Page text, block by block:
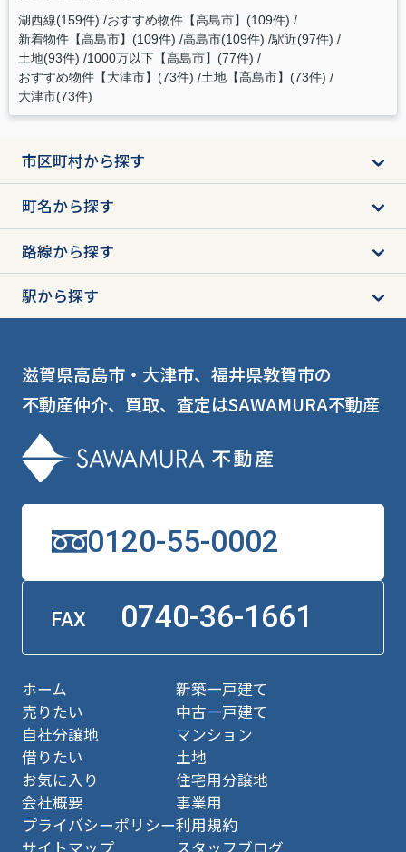
湖西線(159件) おすすめ物件【高島市】(109件)
新着物件【高島市】(109件) 高島市(109件) 駅近(97件)
土地(93件) 1000万以下【高島市】(77件)
おすすめ物件【大津市】(73件) 土地【高島市】(73件)
大津市(73件)
市区町村から探す
町名から探す
路線から探す
駅から探す
滋賀県高島市・大津市、福井県敦賀市の
不動産仲介、買取、査定はSAWAMURA不動産
0120-55-0002
FAX 0740-36-1661
ホーム
売りたい
自社分譲地
借りたい
お気に入り
会社概要
プライバシーポリシー
新築一戸建て
中古一戸建て
マンション
土地
住宅用分譲地
事業用
利用規約